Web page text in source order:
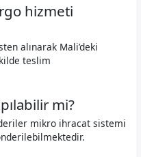
hizmeti
alınarak Mali’deki
teslim
mi?
mikro ihracat sistemi